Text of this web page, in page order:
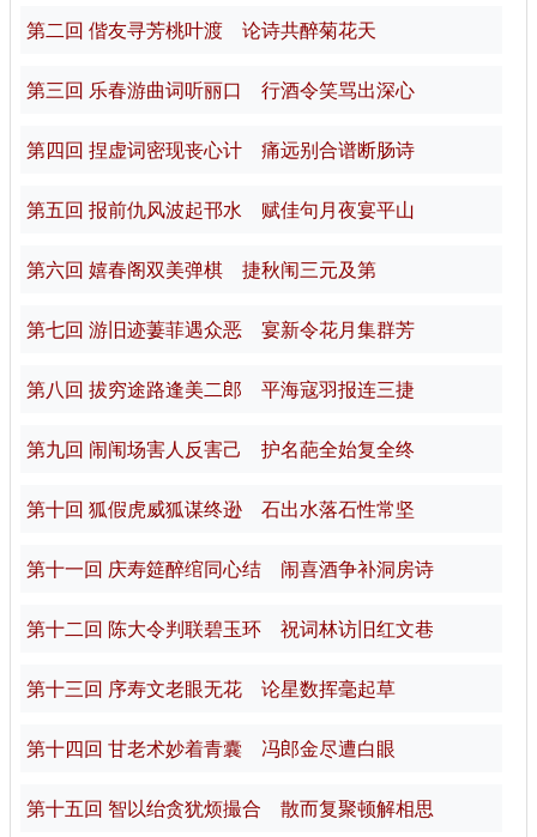
第二回 偕友寻芳桃叶渡 论诗共醉菊花天
第三回 乐春游曲词听丽口 行酒令笑骂出深心
第四回 捏虚词密现丧心计 痛远别合谱断肠诗
第五回 报前仇风波起邗水 赋佳句月夜宴平山
第六回 嬉春阁双美弹棋 捷秋闱三元及第
第七回 游旧迹萋菲遇众恶 宴新令花月集群芳
第八回 拔穷途路逢美二郎 平海寇羽报连三捷
第九回 闹闱场害人反害己 护名葩全始复全终
第十回 狐假虎威狐谋终逊 石出水落石性常坚
第十一回 庆寿筵醉绾同心结 闹喜酒争补洞房诗
第十二回 陈大令判联碧玉环 祝词林访旧红文巷
第十三回 序寿文老眼无花 论星数挥毫起草
第十四回 甘老术妙着青囊 冯郎金尽遭白眼
第十五回 智以绐贪犹烦撮合 散而复聚顿解相思